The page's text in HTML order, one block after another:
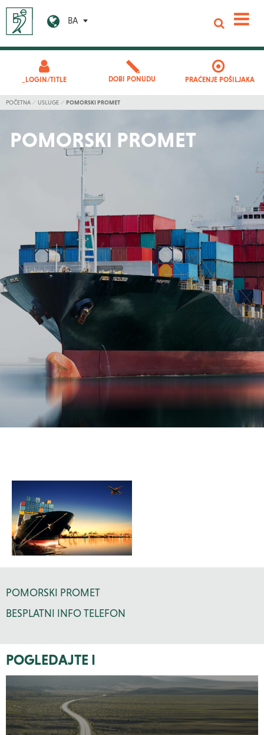
BA
_LOGIN/TITLE DOBI PONUDU PRAĆENJE POŠILJAKA
POČETNA USLUGE POMORSKI PROMET
POMORSKI PROMET
POMORSKI PROMET
BESPLATNI INFO TELEFON
POGLEDAJTE I